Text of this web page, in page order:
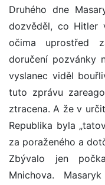
Druhého dne
dozvěděl, co Hitler
očima uprostřed
doručení pozvánky
vyslanec viděl
tuto zprávu
ztracena. A že v
Republika byla
za poraženého a
Zbývalo jen
Mnichova.